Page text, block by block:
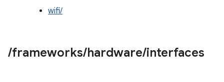
wifi/
/frameworks/hardware/interfaces